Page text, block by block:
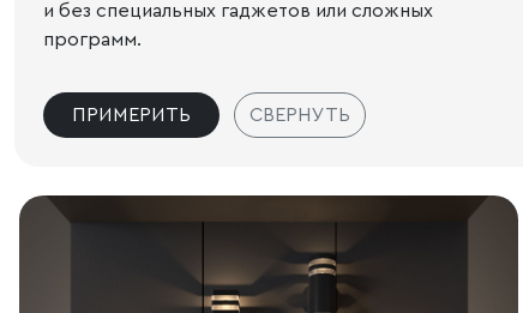
и без специальных гаджетов или сложных
программ.
ПРИМЕРИТЬ СВЕРНУТЬ